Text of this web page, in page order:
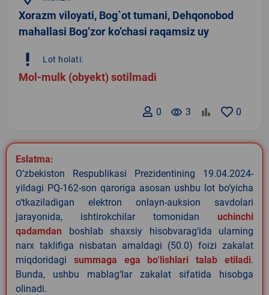
Xorazm viloyati, Bog`ot tumani, Dehqonobod
mahallasi Bog’zor ko’chasi raqamsiz uy
priority_high Lot holati:
Mol-mulk (obyekt) sotilmadi
0
remove_red_eye 3
0
Eslatma:
O‘zbekiston Respublikasi Prezidentining 19.04.2024-
yildagi PQ-162-son qaroriga asosan ushbu lot bo‘yicha
o‘tkaziladigan elektron onlayn-auksion savdolari
jarayonida, ishtirokchilar tomonidan uchinchi
qadamdan boshlab shaxsiy hisobvarag‘ida ularning
narx taklifiga nisbatan amaldagi (50.0) foizi zakalat
miqdoridagi summaga ega bo‘lishlari talab etiladi.
Bunda, ushbu mablag‘lar zakalat sifatida hisobga
olinadi.